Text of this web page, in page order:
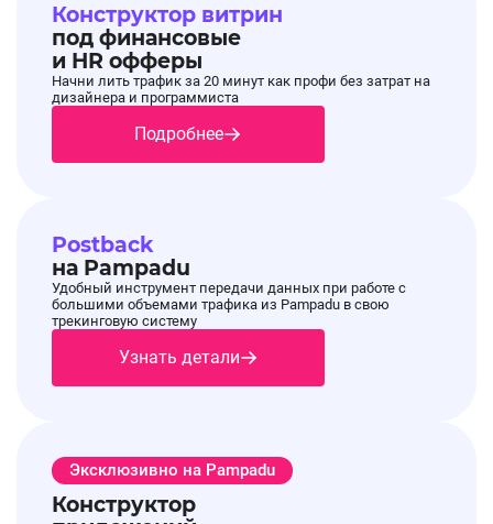
Конструктор витрин
под финансовые
и HR офферы
Начни лить трафик за 20 минут как профи без затрат на
дизайнера и программиста
Подробнее
Postback
на Pampadu
Удобный инструмент передачи данных при работе с
большими объемами трафика из Pampadu в свою
трекинговую систему
Узнать детали
Эксклюзивно на Pampadu
Конструктор